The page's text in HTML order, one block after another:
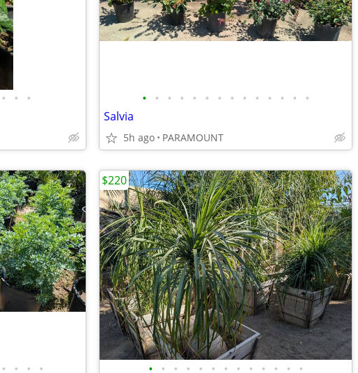
• • • • • • • • • • • • • • • • •
Salvia
5h ago PARAMOUNT
• • • • • • • • • • • • • • • • •
$220